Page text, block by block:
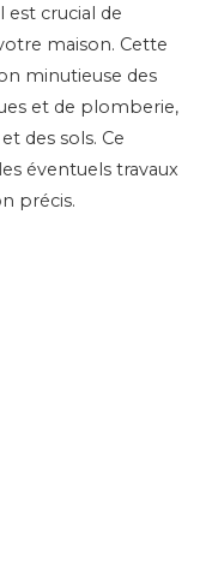
est crucial de
maison. Cette
minutieuse des
et de plomberie,
des sols. Ce
éventuels travaux
précis.